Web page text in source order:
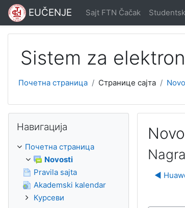
Иди на главни садржај
EUČENJE Sajt FTN Čačak
Sistem za
Почетна страница Странице сајта
◀︎
Навигација
Почетна страница
Novosti
Pravila sajta
Akademski kalendar
Курсеви